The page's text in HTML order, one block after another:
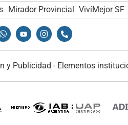
Mirador Provincial VivíMejor SF
y Publicidad - Elementos